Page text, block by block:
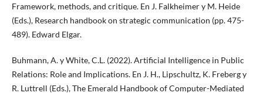
Framework, methods, and critique. En J. Falkheimer y M. Heide
(Eds.), Research handbook on strategic communication (pp. 475-
489). Edward Elgar.
Buhmann, A. y White, C.L. (2022). Artificial Intelligence in Public
Relations: Role and Implications. En J. H., Lipschultz, K. Freberg y
R. Luttrell (Eds.), The Emerald Handbook of Computer-Mediated